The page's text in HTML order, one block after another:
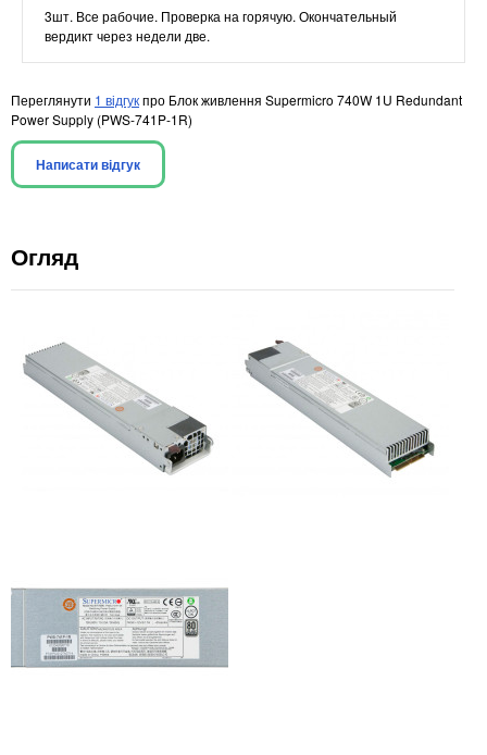
3шт. Все рабочие. Проверка на горячую. Окончательный
вердикт через недели две.
Переглянути 1 відгукпро Блок живлення Supermicro 740W 1U Redundant
Power Supply (PWS-741P-1R)
Написати відгук
Огляд